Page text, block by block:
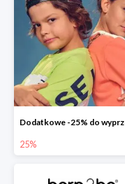
25%